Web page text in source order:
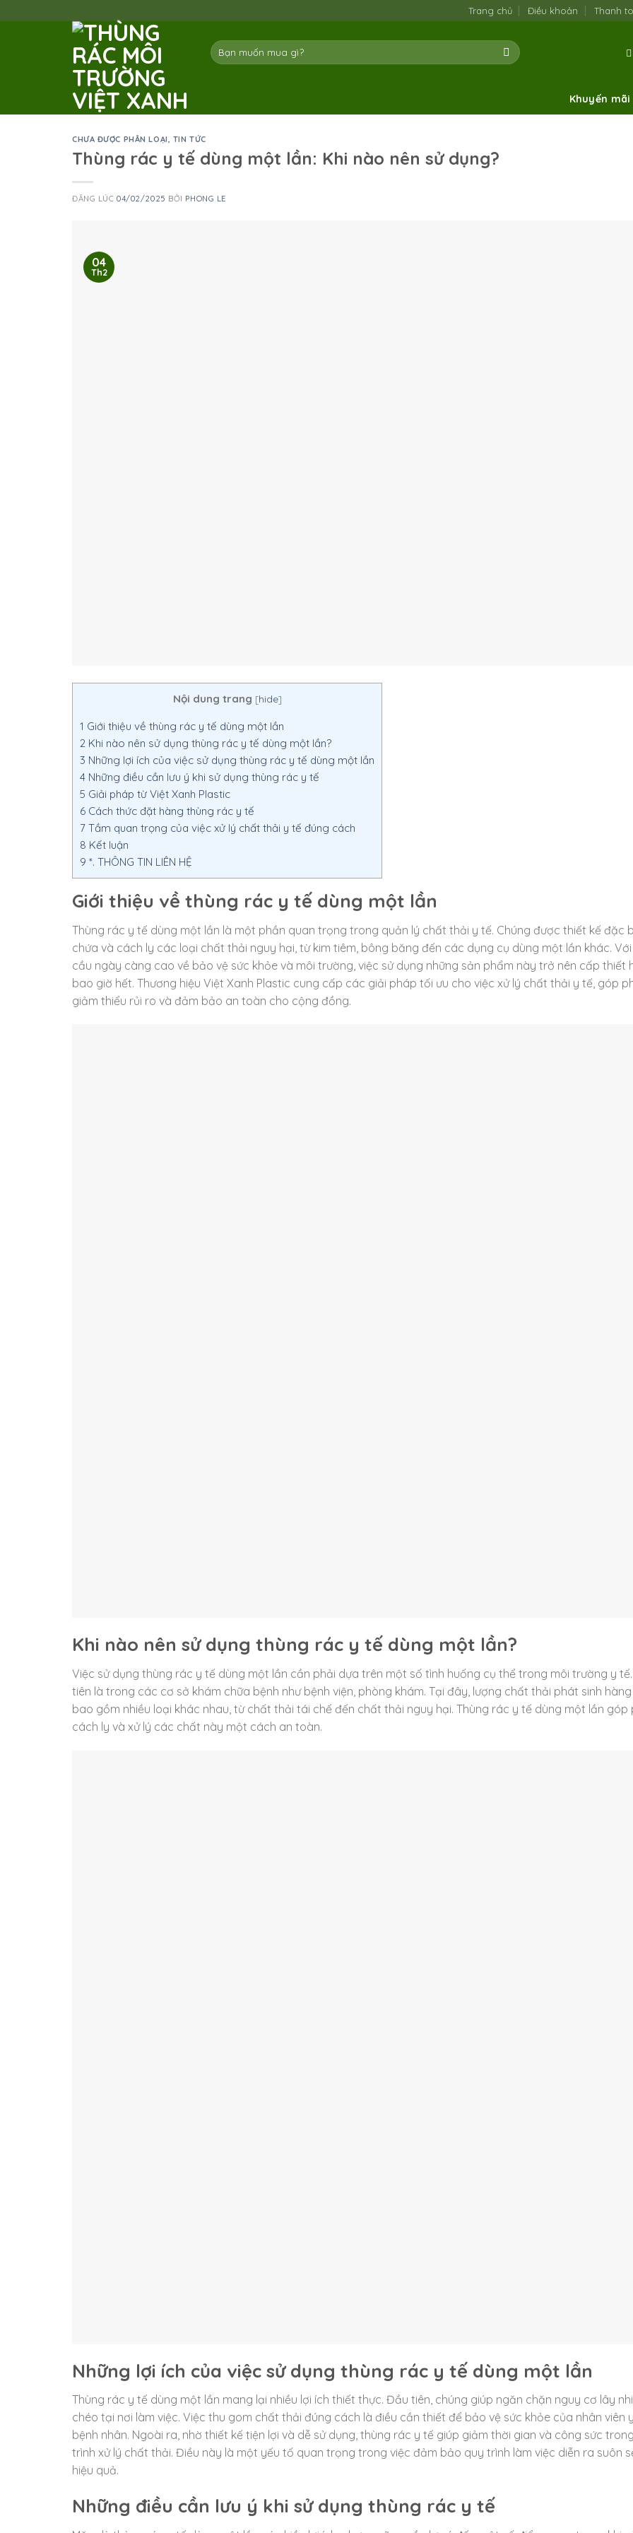
to
Trang chủ Điều khoản Thanh
Tìm
kiếm:
Khuyến mãi
CHƯA ĐƯỢC PHÂN LOẠI, TIN TỨC
Thùng rác y tế dùng một lần: Khi nào nên sử dụng?
ĐĂNG LÚC04/02/2025 BỞI PHONG LE
04
Th2
Nội dung trang [hide]
1 Giới thiệu về thùng rác y tế dùng một lần
2 Khi nào nên sử dụng thùng rác y tế dùng một lần?
3 Những lợi ích của việc sử dụng thùng rác y tế dùng một lần
4 Những điều cần lưu ý khi sử dụng thùng rác y tế
5 Giải pháp từ Việt Xanh Plastic
6 Cách thức đặt hàng thùng rác y tế
7 Tầm quan trọng của việc xử lý chất thải y tế đúng cách
8 Kết luận
9 *. THÔNG TIN LIÊN HỆ
Giới thiệu về thùng rác y tế dùng một lần
Thùng rác y tế dùng một lần là một phần quan trọng trong quản lý chất thải y tế. Chúng được thiết kế đặc
chứa và cách ly các loại chất thải nguy hại, từ kim tiêm, bông băng đến các dụng cụ dùng một lần khác. Với
cầu ngày càng cao về bảo vệ sức khỏe và môi trường, việc sử dụng những sản phẩm này trở nên cấp thiết
bao giờ hết. Thương hiệu Việt Xanh Plastic cung cấp các giải pháp tối ưu cho việc xử lý chất thải y tế, góp
giảm thiểu rủi ro và đảm bảo an toàn cho cộng đồng.
Khi nào nên sử dụng thùng rác y tế dùng một lần?
Việc sử dụng thùng rác y tế dùng một lần cần phải dựa trên một số tình huống cụ thể trong môi trường y
tiên là trong các cơ sở khám chữa bệnh như bệnh viện, phòng khám. Tại đây, lượng chất thải phát sinh
bao gồm nhiều loại khác nhau, từ chất thải tái chế đến chất thải nguy hại. Thùng rác y tế dùng một lần góp
cách ly và xử lý các chất này một cách an toàn.
Những lợi ích của việc sử dụng thùng rác y tế dùng một lần
Thùng rác y tế dùng một lần mang lại nhiều lợi ích thiết thực. Đầu tiên, chúng giúp ngăn chặn nguy cơ lây
chéo tại nơi làm việc. Việc thu gom chất thải đúng cách là điều cần thiết để bảo vệ sức khỏe của nhân viên
bệnh nhân. Ngoài ra, nhờ thiết kế tiện lợi và dễ sử dụng, thùng rác y tế giúp giảm thời gian và công sức
trình xử lý chất thải. Điều này là một yếu tố quan trọng trong việc đảm bảo quy trình làm việc diễn ra suôn
hiệu quả.
Những điều cần lưu ý khi sử dụng thùng rác y tế